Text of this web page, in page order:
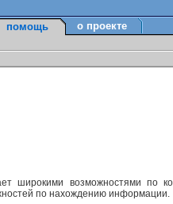
помощь о проекте
широкими возможностями по
по нахождению информации.